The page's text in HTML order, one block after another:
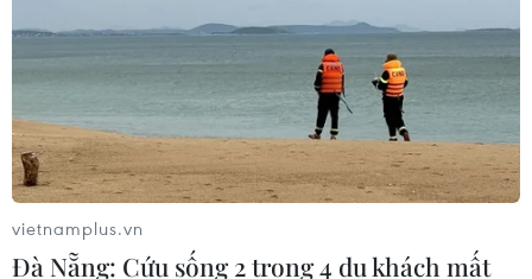
Việt Nam ra thế giới
25/05/2026 03:19
Hãng hàng không Vietnam Airlines sẽ phối hợp cùng
các địa phương triển khai nhiều hoạt động quảng bá
vùng nguyên liệu, giới thiệu sản phẩm và lan tỏa hình
ảnh nông sản Việt Nam trên các chuyến bay.
vietnamplus.vn
Đà Nẵng: Cứu sống 2 trong 4 du khách mất